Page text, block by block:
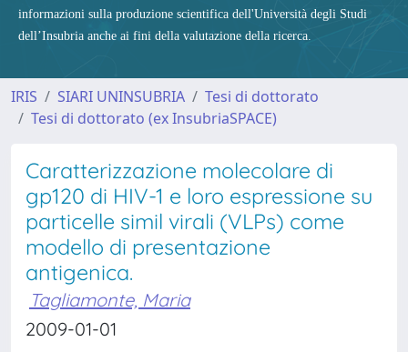
informazioni sulla produzione scientifica dell'Università degli Studi
dell’Insubria anche ai fini della valutazione della ricerca.
IRIS SIARI UNINSUBRIA
Tesi di dottorato
Tesi di dottorato (ex InsubriaSPACE)
Caratterizzazione molecolare di
gp120 di HIV-1 e loro espressione su
particelle simil virali (VLPs) come
modello di presentazione
antigenica.
Tagliamonte, Maria
2009-01-01